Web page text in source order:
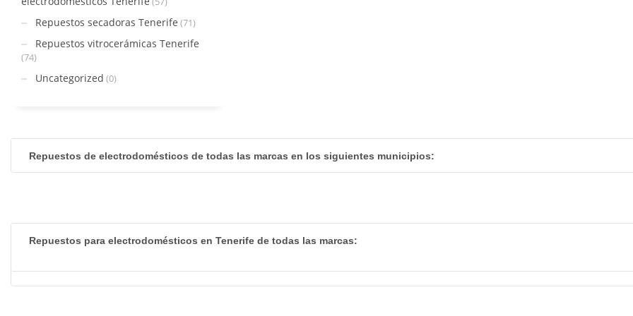
Repuestos secadoras Tenerife (71)
Repuestos vitrocerámicas Tenerife
(74)
Uncategorized (0)
Repuestos de electrodomésticos de todas las marcas en los siguientes municipios:
Repuestos para electrodomésticos en Tenerife de todas las marcas: